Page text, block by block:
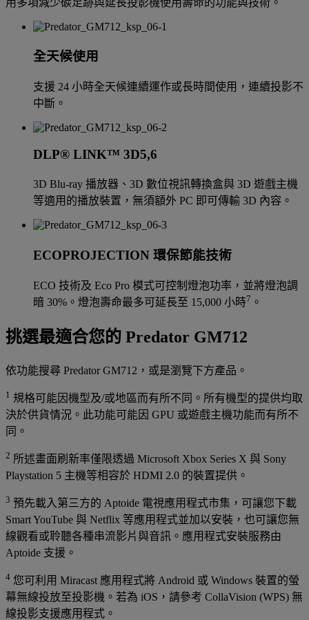
全天候使用
支援 24 小時全天候連續運作或長時間使用，連續投影不
中斷。
DLP® LINK™ 3D5,6
3D Blu-ray 播放器、3D 數位視訊轉換盒與 3D 遊戲主機
等適用的播放裝置，無須額外 PC 即可傳輸 3D 內容。
ECOPROJECTION 環保節能技術
ECO 技術及 Eco Pro 模式可控制燈泡功率，並將燈泡調
暗 30%。燈泡壽命最多可延長至 15,000 小時7 。
挑選最適合您的 Predator GM712
依功能搜尋 Predator GM712，或是瀏覽下方產品。
1 規格可能因機型及/或地區而有所不同。所有機型的提供均取
決於供貨情況。此功能可能因 GPU 或遊戲主機功能而有所不
同。
2 所述畫面刷新率僅限透過 Microsoft Xbox Series X 與 Sony
Playstation 5 主機等相容於 HDMI 2.0 的裝置提供。
3 預先載入第三方的 Aptoide 電視應用程式市集，可讓您下載
Smart YouTube 與 Netflix 等應用程式並加以安裝，也可讓您無
線觀看或聆聽各種串流影片與音訊。應用程式安裝服務由
Aptoide 支援。
4 您可利用 Miracast 應用程式將 Android 或 Windows 裝置的螢
幕無線投放至投影機。若為 iOS，請參考 CollaVision (WPS) 無
線投影支援應用程式。